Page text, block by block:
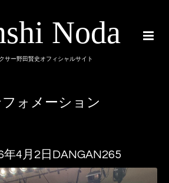
Noda
サー野田賢史オフィシャルサイト
ォメーション
年4月2日DANGAN265